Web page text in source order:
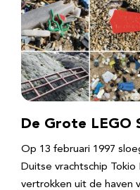
De Grote LEGO
Op 13 februari 1997
Duitse vrachtschip
vertrokken uit de haven